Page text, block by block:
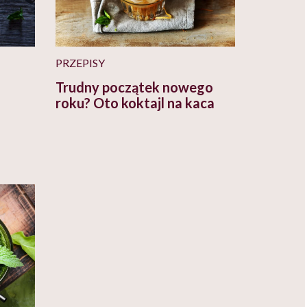
PRZEPISY
Trudny początek nowego
roku? Oto koktajl na kaca